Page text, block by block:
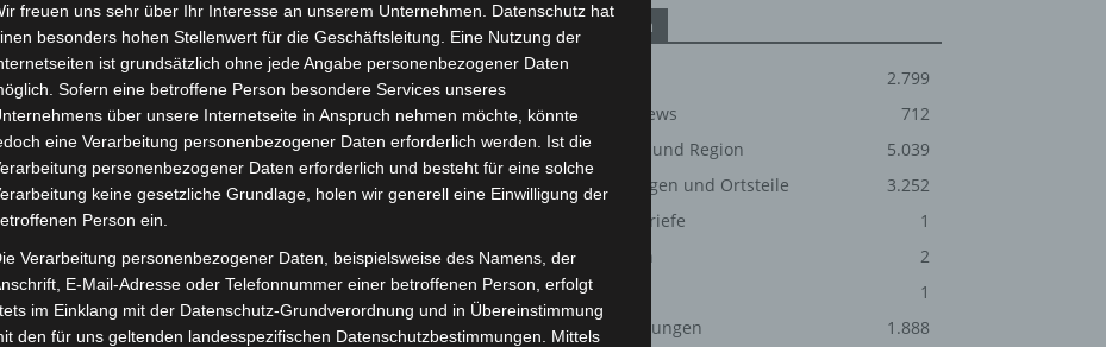
Verkehrsunfall - Hannover - Fössestraße - © Carl-Marcus Müller / LGHNews Verkehrsunfall - Hannover -
Ampelkreuzung
Kategorien
2.799
Corona-News
712
Hannover und Region
5.039
Langenhagen und Ortsteile
3.252
Leserbriefe
1
Menschen
2
Über uns
1
Veranstaltungen
1.888
freuen uns sehr über Ihr Interesse an unserem Unternehmen. Datenschutz hat
besonders hohen Stellenwert für die Geschäftsleitung. Eine Nutzung der
ist grundsätzlich ohne jede Angabe personenbezogener Daten
Sofern eine betroffene Person besondere Services unseres
über unsere Internetseite in Anspruch nehmen möchte, könnte
eine Verarbeitung personenbezogener Daten erforderlich werden. Ist die
personenbezogener Daten erforderlich und besteht für eine solche
keine gesetzliche Grundlage, holen wir generell eine Einwilligung der
Person ein.
Verarbeitung personenbezogener Daten, beispielsweise des Namens, der
E-Mail-Adresse oder Telefonnummer einer betroffenen Person, erfolgt
im Einklang mit der Datenschutz-Grundverordnung und in Übereinstimmung
den für uns geltenden landesspezifischen Datenschutzbestimmungen. Mittels